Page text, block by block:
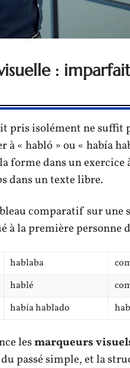
:
pris isolément ne suffit
à « habló » ou « había
forme dans un exercice
dans un texte libre.
comparatif sur
à la première personne
hablaba
hablé
había hablado
lesmarqueurs
passé simple, et la